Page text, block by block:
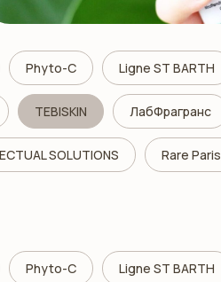
Phyto-C Ligne ST BARTH
TEBISKIN ЛабФрагранс
SOLUTIONS Rare Paris
Phyto-C Ligne ST BARTH